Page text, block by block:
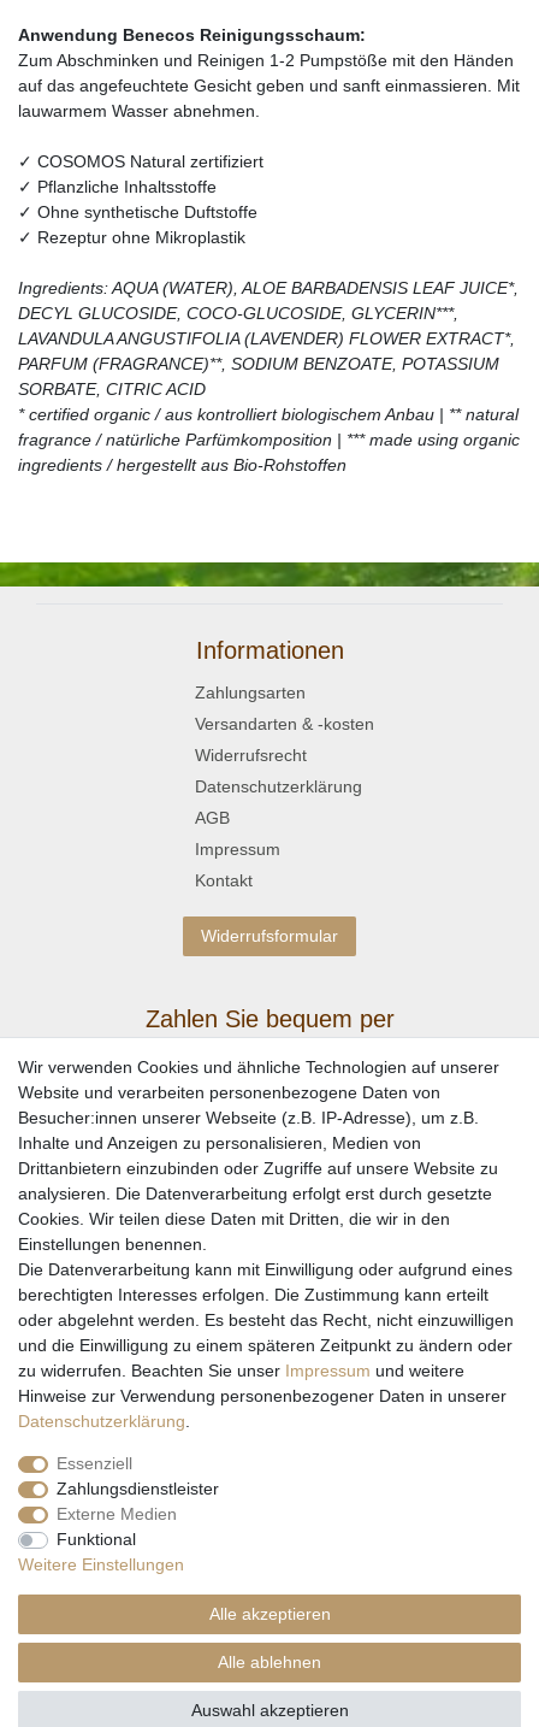
Anwendung Benecos Reinigungsschaum:
Zum Abschminken und Reinigen 1-2 Pumpstöße mit den Händen
auf das angefeuchtete Gesicht geben und sanft einmassieren. Mit
lauwarmem Wasser abnehmen.
✓ COSOMOS Natural zertifiziert
✓ Pflanzliche Inhaltsstoffe
✓ Ohne synthetische Duftstoffe
✓ Rezeptur ohne Mikroplastik
Ingredients: AQUA (WATER), ALOE BARBADENSIS LEAF JUICE*,
DECYL GLUCOSIDE, COCO-GLUCOSIDE, GLYCERIN***,
LAVANDULA ANGUSTIFOLIA (LAVENDER) FLOWER EXTRACT*,
PARFUM (FRAGRANCE)**, SODIUM BENZOATE, POTASSIUM
SORBATE, CITRIC ACID
* certified organic / aus kontrolliert biologischem Anbau | ** natural
fragrance / natürliche Parfümkomposition | *** made using organic
ingredients / hergestellt aus Bio-Rohstoffen
Informationen
Zahlungsarten
Versandarten & -kosten
Widerrufsrecht
Datenschutzerklärung
AGB
Impressum
Kontakt
Widerrufsformular
Zahlen Sie bequem per
Wir versenden mit
* Alle Preise inkl. gesetzl. Mehrwertsteuer zzgl. Versandkosten und ggf.
Nachnahmegebühren, wenn nicht anders beschrieben
Länder
hier
© Copyright 2026 Natur & Trendshop. Alle Rechte vorbehalten.
Wir verwenden Cookies und ähnliche Technologien auf unserer
Website und verarbeiten personenbezogene Daten von
Besucher:innen unserer Webseite (z.B. IP-Adresse), um z.B.
Inhalte und Anzeigen zu personalisieren, Medien von
Drittanbietern einzubinden oder Zugriffe auf unsere Website zu
analysieren. Die Datenverarbeitung erfolgt erst durch gesetzte
Cookies. Wir teilen diese Daten mit Dritten, die wir in den
Einstellungen benennen.
Die Datenverarbeitung kann mit Einwilligung oder aufgrund eines
berechtigten Interesses erfolgen. Die Zustimmung kann erteilt
oder abgelehnt werden. Es besteht das Recht, nicht einzuwilligen
und die Einwilligung zu einem späteren Zeitpunkt zu ändern oder
zu widerrufen. Beachten Sie unser Impressum und weitere
Hinweise zur Verwendung personenbezogener Daten in unserer
Daten­schutz­erklärung
Essenziell
Zahlungsdienstleister
Externe Medien
Funktional
Weitere Einstellungen
Alle akzeptieren
Alle ablehnen
Auswahl akzeptieren